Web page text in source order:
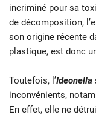
incriminé pour sa
de décomposition,
son origine récente
plastique, est donc
Toutefois, l’Ideonella
inconvénients,
En effet, elle ne